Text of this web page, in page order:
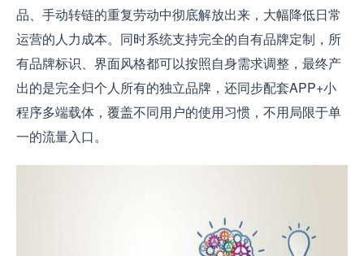
品、手动转链的重复劳动中彻底解放出来，大幅降低日常
运营的人力成本。同时系统支持完全的自有品牌定制，所
有品牌标识、界面风格都可以按照自身需求调整，最终产
出的是完全归个人所有的独立品牌，还同步配套APP+小
程序多端载体，覆盖不同用户的使用习惯，不用局限于单
一的流量入口。